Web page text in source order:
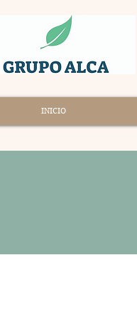
INICIO